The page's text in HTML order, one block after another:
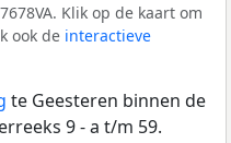
Klik op de kaart om
ook de interactieve
te Geesteren binnen de
9 - a t/m 59.